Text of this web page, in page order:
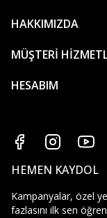
HAKKIMIZDA
MÜŞTERİ
HESABIM
HEMEN KAYDOL
Kampanyalar, özel
fazlasını ilk sen